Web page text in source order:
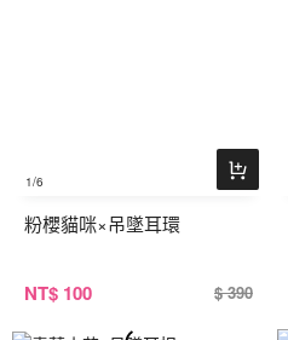
1/6
粉櫻貓咪×吊墜耳環
NT$ 100 $ 390